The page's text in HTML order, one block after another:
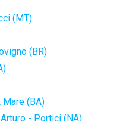
(MT)
(BR)
Mare (BA)
- Portici (NA)